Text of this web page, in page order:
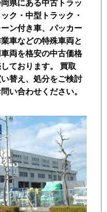
ログイン
県にある中古トラッ
ク・中型トラック・
ン付き車、パッカー
車などの特殊車両と
両を格安の中古価格
ております。 買取
替え、処分をご検討
い合わせください。